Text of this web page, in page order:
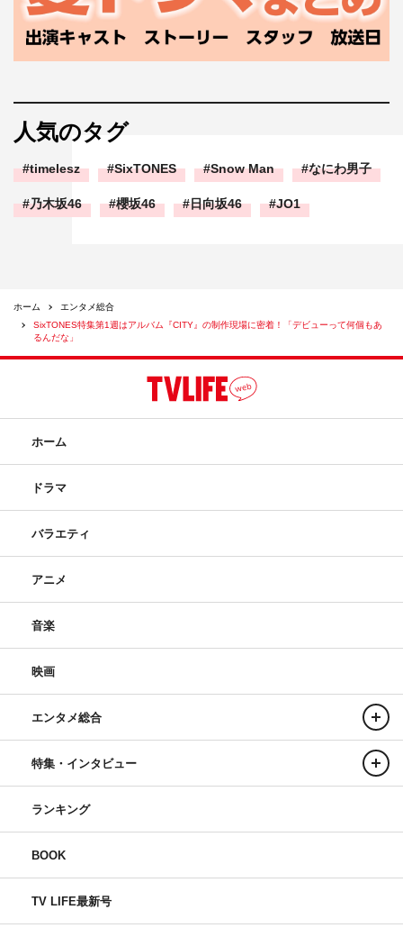
人気のタグ
timelesz SixTONES Snow Man なにわ男子
乃木坂46 櫻坂46 日向坂46 JO1
ホーム
エンタメ総合
SixTONES特集第1週はアルバム『CITY』の制作現場に密着！「デビューって何個もあ
るんだな」
ホーム
ドラマ
バラエティ
アニメ
音楽
映画
エンタメ総合
特集・インタビュー
ランキング
BOOK
TV LIFE最新号